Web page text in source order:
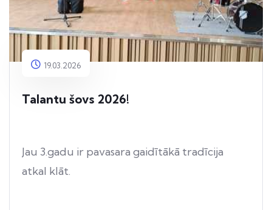
19.03.2026
Talantu šovs 2026!
Jau 3.gadu ir pavasara gaidītākā tradīcija
atkal klāt.